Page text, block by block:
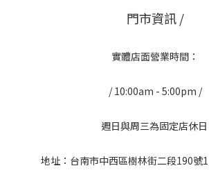
門市資訊 /
實體店面營業時間：
/ 10:00am - 5:00pm /
週日與周三為固定店休日
地址：台南市中西區樹林街二段190號